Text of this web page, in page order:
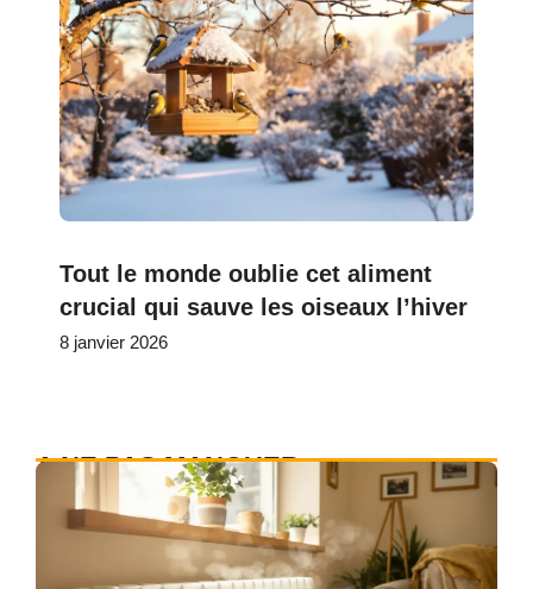
Tout le monde oublie cet aliment
crucial qui sauve les oiseaux l’hiver
8 janvier 2026
A NE PAS MANQUER